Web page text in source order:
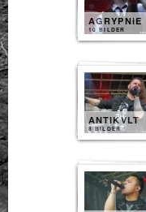
AGRYPNIE
10 BILDER
ANTIKVLT
8 BILDER